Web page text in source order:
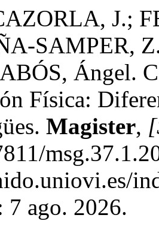
J.;
SAMPER,
Ángel.
Física:
Magister,
7 ago. 2026.